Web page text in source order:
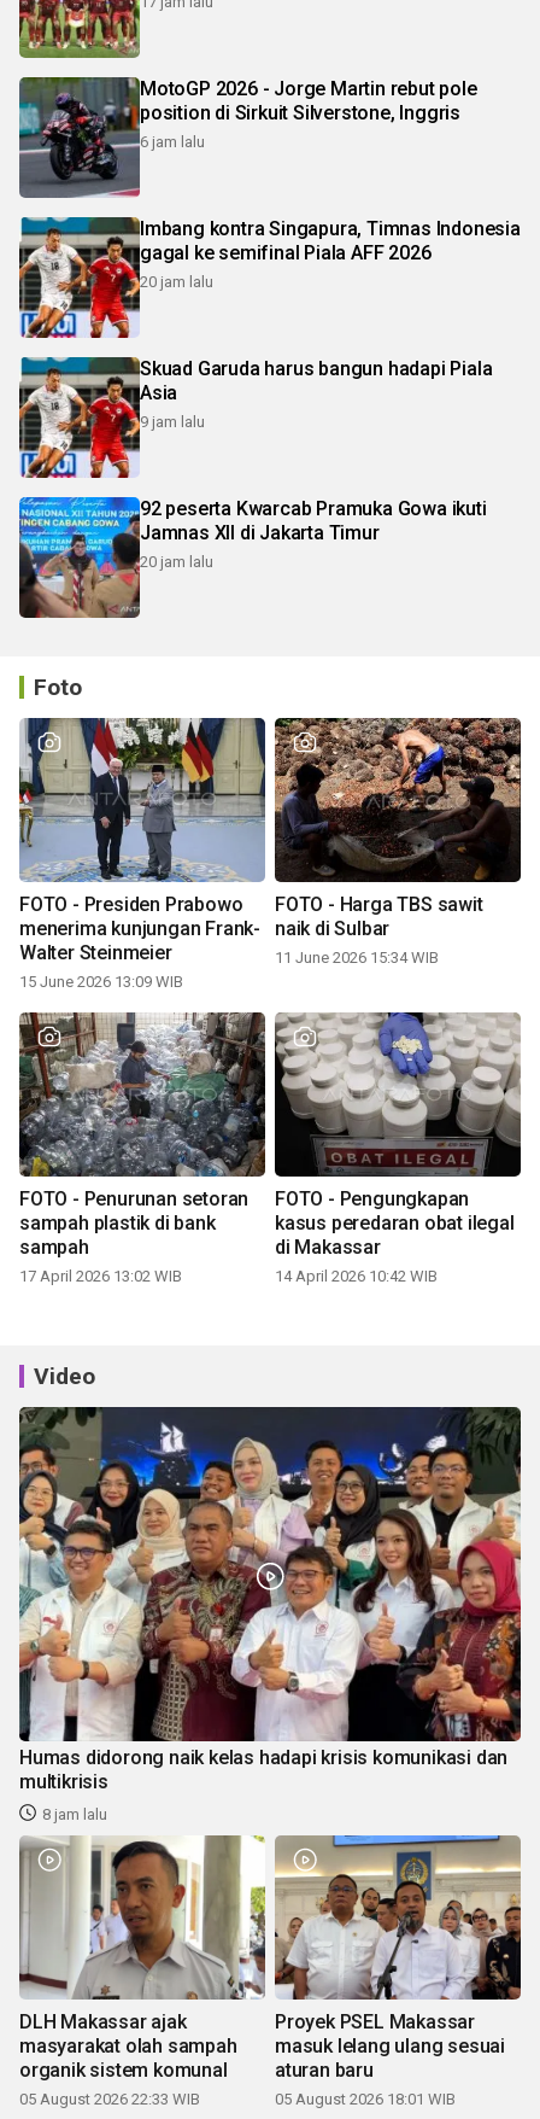
MotoGP 2026 - Jorge Martin rebut pole
position di Sirkuit Silverstone, Inggris
6 jam lalu
Imbang kontra Singapura, Timnas Indonesia
gagal ke semifinal Piala AFF 2026
20 jam lalu
Skuad Garuda harus bangun hadapi Piala
Asia
9 jam lalu
92 peserta Kwarcab Pramuka Gowa ikuti
Jamnas XII di Jakarta Timur
20 jam lalu
Foto
FOTO - Presiden Prabowo
menerima kunjungan Frank-
Walter Steinmeier
15 June 2026 13:09 WIB
FOTO - Harga TBS sawit
naik di Sulbar
11 June 2026 15:34 WIB
FOTO - Penurunan setoran
sampah plastik di bank
sampah
17 April 2026 13:02 WIB
FOTO - Pengungkapan
kasus peredaran obat ilegal
di Makassar
14 April 2026 10:42 WIB
Video
Humas didorong naik kelas hadapi krisis komunikasi dan
multikrisis
8 jam lalu
DLH Makassar ajak
masyarakat olah sampah
organik sistem komunal
05 August 2026 22:33 WIB
Proyek PSEL Makassar
masuk lelang ulang sesuai
aturan baru
05 August 2026 18:01 WIB